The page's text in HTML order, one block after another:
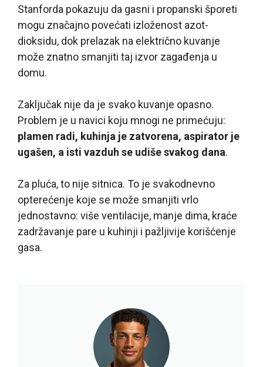
Stanforda pokazuju da gasni i propanski šporeti
mogu značajno povećati izloženost azot-
dioksidu, dok prelazak na električno kuvanje
može znatno smanjiti taj izvor zagađenja u
domu.
Zaključak nije da je svako kuvanje opasno.
Problem je u navici koju mnogi ne primećuju:
plamen radi, kuhinja je zatvorena, aspirator je
ugašen, a isti vazduh se udiše svakog dana.
Za pluća, to nije sitnica. To je svakodnevno
opterećenje koje se može smanjiti vrlo
jednostavno: više ventilacije, manje dima, kraće
zadržavanje pare u kuhinji i pažljivije korišćenje
gasa.